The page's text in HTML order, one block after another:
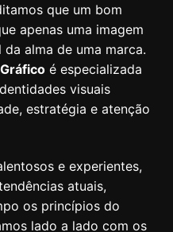
que um bom
apenas uma imagem
alma de uma marca.
é especializada
visuais
estratégia e atenção
e experientes,
atuais,
os princípios do
lado a lado com os